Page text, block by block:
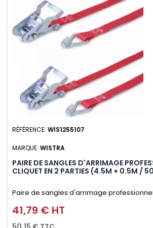
RÉFÉRENCE: WIS1255107
MARQUE: WISTRA
PAIRE DE SANGLES D'ARRIMAGE
CLIQUET EN 2 PARTIES (4.5M + 0.5M /
Paire de sangles d'arrimage
crochet en 2 parties (4.5M + 0.5M /
d'utilisation. Permet d'arrimer et de
Prix
41,79 € HT